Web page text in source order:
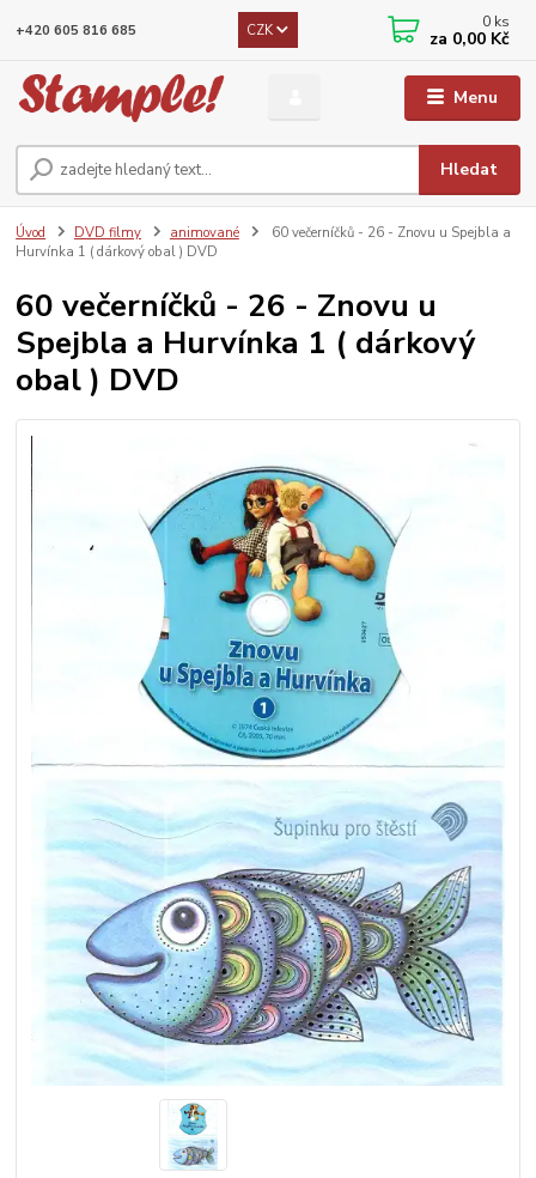
Menu
CZK
Hledat
+420 605 816 685 0 ks
za 0,00 Kč
Úvod DVD filmy animované
60 večerníčků - 26 - Znovu u Spejbla a
Hurvínka 1 ( dárkový obal ) DVD
60 večerníčků - 26 - Znovu u
Spejbla a Hurvínka 1 ( dárkový
obal ) DVD